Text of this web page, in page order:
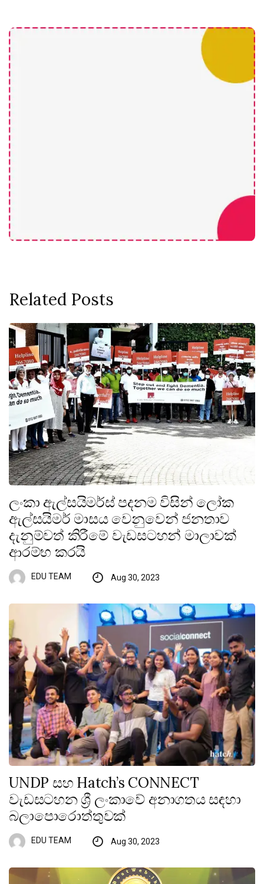
Related Posts
ලංකා ඇල්සයිමර්ස් පදනම විසින් ලෝක
ඇල්සයිමර් මාසය වෙනුවෙන් ජනතාව
දැනුම්වත් කිරීමේ වැඩසටහන් මාලාවක්
ආරම්භ කරයි
EDU TEAM Aug 30, 2023
UNDP සහ Hatch’s CONNECT
වැඩසටහන ශ්‍රී ලංකාවේ අනාගතය සඳහා
බලාපොරොත්තුවක්
EDU TEAM Aug 30, 2023